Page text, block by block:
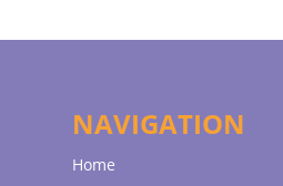
NAVIGATION
Home